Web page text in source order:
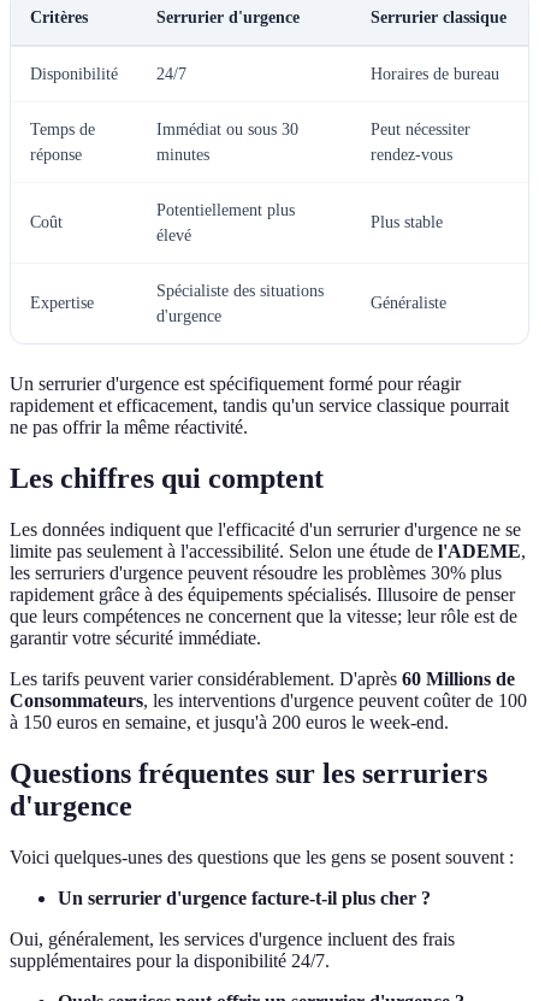
Critères Serrurier d'urgence Serrurier classique
Disponibilité 24/7 Horaires de bureau
Temps de
réponse
Immédiat ou sous 30
minutes
Peut nécessiter
rendez-vous
Coût
Potentiellement plus
élevé
Plus stable
Expertise
Spécialiste des situations
d'urgence
Généraliste
Un serrurier d'urgence est spécifiquement formé pour réagir
rapidement et efficacement, tandis qu'un service classique pourrait
ne pas offrir la même réactivité.
Les chiffres qui comptent
Les données indiquent que l'efficacité d'un serrurier d'urgence ne se
limite pas seulement à l'accessibilité. Selon une étude de l'ADEME,
les serruriers d'urgence peuvent résoudre les problèmes 30% plus
rapidement grâce à des équipements spécialisés. Illusoire de penser
que leurs compétences ne concernent que la vitesse; leur rôle est de
garantir votre sécurité immédiate.
Les tarifs peuvent varier considérablement. D'après 60 Millions de
Consommateurs, les interventions d'urgence peuvent coûter de 100
à 150 euros en semaine, et jusqu'à 200 euros le week-end.
Questions fréquentes sur les serruriers
d'urgence
Voici quelques-unes des questions que les gens se posent souvent :
Un serrurier d'urgence facture-t-il plus cher ?
Oui, généralement, les services d'urgence incluent des frais
supplémentaires pour la disponibilité 24/7.